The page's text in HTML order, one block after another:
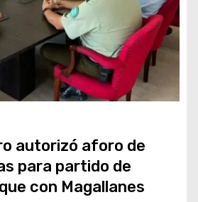
autorizó aforo de
para partido de
con Magallanes